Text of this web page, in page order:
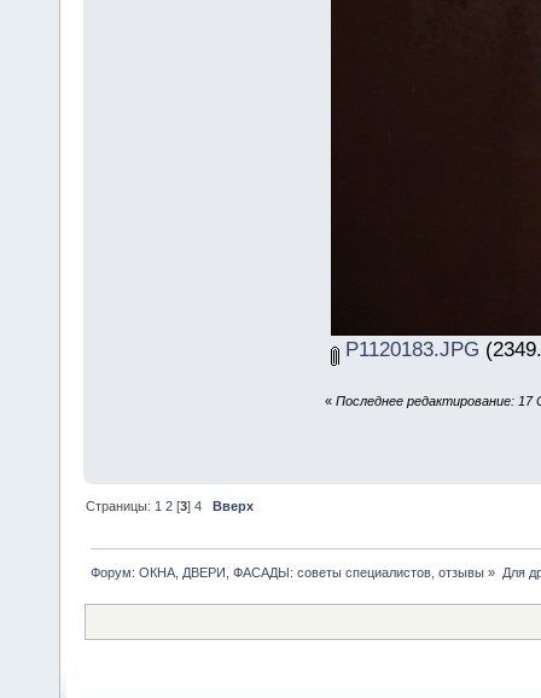
P1120183.JPG
« Последнее редактирование:
Страницы: 1 2 [3]4 Вверх
Форум: ОКНА, ДВЕРИ, ФАСАДЫ: советы специалистов, отзывы » Для